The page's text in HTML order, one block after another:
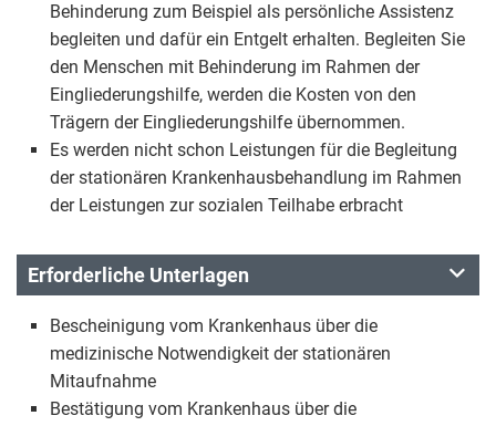
Behinderung zum Beispiel als persönliche Assistenz
begleiten und dafür ein Entgelt erhalten. Begleiten Sie
den Menschen mit Behinderung im Rahmen der
Eingliederungshilfe, werden die Kosten von den
Trägern der Eingliederungshilfe übernommen.
Es werden nicht schon Leistungen für die Begleitung
der stationären Krankenhausbehandlung im Rahmen
der Leistungen zur sozialen Teilhabe erbracht
Erforderliche Unterlagen
Bescheinigung vom Krankenhaus über die
medizinische Notwendigkeit der stationären
Mitaufnahme
Bestätigung vom Krankenhaus über die